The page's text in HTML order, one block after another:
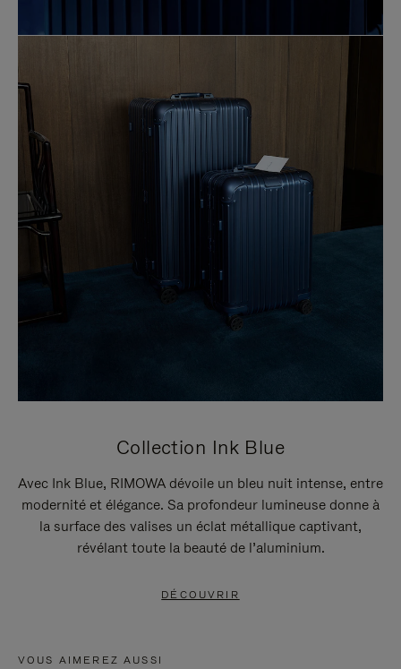
Collection Ink Blue
Avec Ink Blue, RIMOWA dévoile un bleu nuit intense, entre
modernité et élégance. Sa profondeur lumineuse donne à
la surface des valises un éclat métallique captivant,
révélant toute la beauté de l’aluminium.
DÉCOUVRIR
VOUS AIMEREZ AUSSI